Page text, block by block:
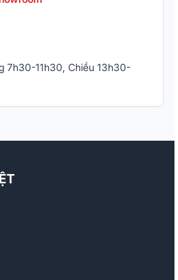
7h30-11h30, Chiều 13h30-